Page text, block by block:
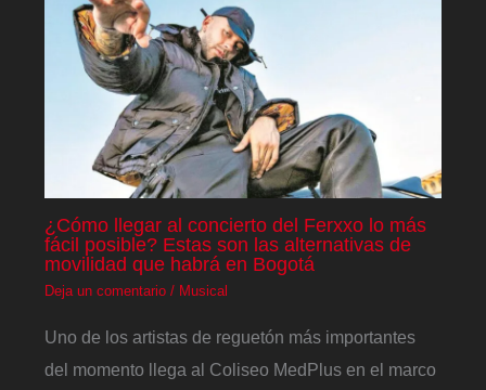
¿Cómo llegar al concierto del Ferxxo lo más
fácil posible? Estas son las alternativas de
movilidad que habrá en Bogotá
Deja un comentario / Musical
Uno de los artistas de reguetón más importantes
del momento llega al Coliseo MedPlus en el marco